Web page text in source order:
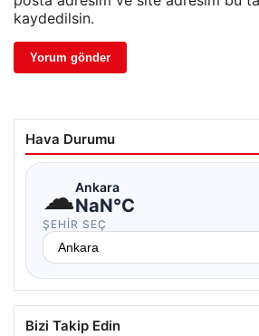
kaydedilsin.
Hava Durumu
☁Ankara
NaN°C
ŞEHIR SEÇ
Bizi Takip Edin